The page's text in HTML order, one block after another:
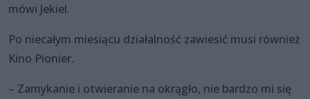
mówi Jekiel.
Po niecałym miesiącu działalność zawiesić musi również
Kino Pionier.
– Zamykanie i otwieranie na okrągło, nie bardzo mi się